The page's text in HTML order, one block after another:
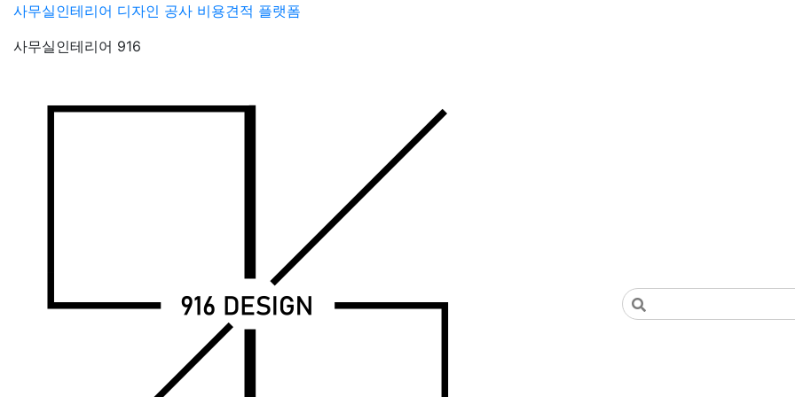
Skip
content
사무실인테리어 디자인 공사 비용견적 플랫폼
사무실인테리어 916